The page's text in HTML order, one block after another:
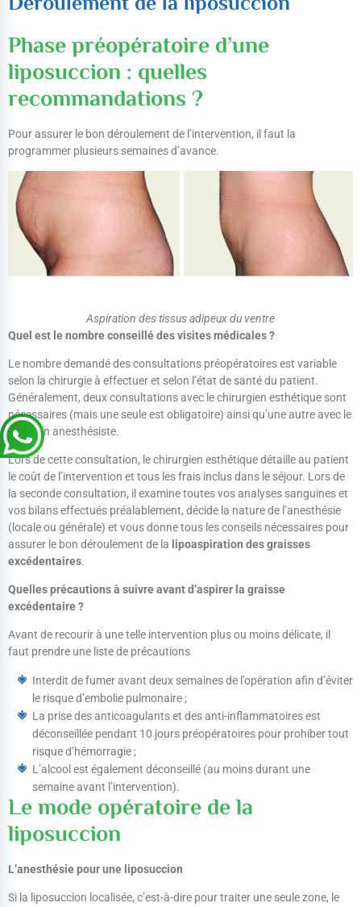
Phase préopératoire d’une
liposuccion : quelles
recommandations ?
Pour assurer le bon déroulement de l’intervention, il faut la
programmer plusieurs semaines d’avance.
Aspiration des tissus adipeux du ventre
Quel est le nombre conseillé des visites médicales ?
Le nombre demandé des consultations préopératoires est variable
selon la chirurgie à effectuer et selon l’état de santé du patient.
Généralement, deux consultations avec le chirurgien esthétique sont
nécessaires (mais une seule est obligatoire) ainsi qu’une autre avec le
médecin anesthésiste.
Lors de cette consultation, le chirurgien esthétique détaille au patient
le coût de l’intervention et tous les frais inclus dans le séjour. Lors de
la seconde consultation, il examine toutes vos analyses sanguines et
vos bilans effectués préalablement, décide la nature de l’anesthésie
(locale ou générale) et vous donne tous les conseils nécessaires pour
assurer le bon déroulement de la lipoaspiration des graisses
excédentaires.
Quelles précautions à suivre avant d’aspirer la graisse
excédentaire ?
Avant de recourir à une telle intervention plus ou moins délicate, il
faut prendre une liste de précautions
Interdit de fumer avant deux semaines de l’opération afin d’éviter
le risque d’embolie pulmonaire ;
La prise des anticoagulants et des anti-inflammatoires est
déconseillée pendant 10 jours préopératoires pour prohiber tout
risque d’hémorragie ;
L’alcool est également déconseillé (au moins durant une
semaine avant l’intervention).
Le mode opératoire de la
liposuccion
L’anesthésie pour une liposuccion
Si la liposuccion localisée, c’est-à-dire pour traiter une seule zone, le